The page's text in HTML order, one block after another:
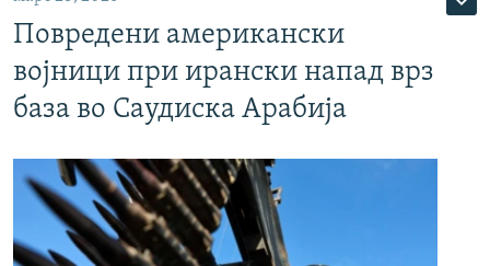
Повредени американски
војници при ирански напад врз
база во Саудиска Арабија